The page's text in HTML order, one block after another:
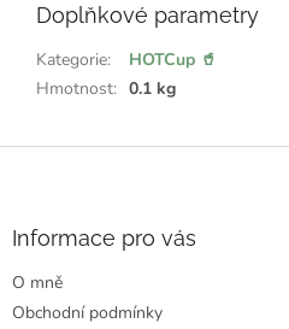
e
kDoplňkové parametry
Kategorie:
HOTCup 🥤
Hmotnost: 0.1 kg
Informace pro vás
O mně
Obchodní podmínky